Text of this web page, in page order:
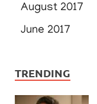
August 2017
June 2017
TRENDING